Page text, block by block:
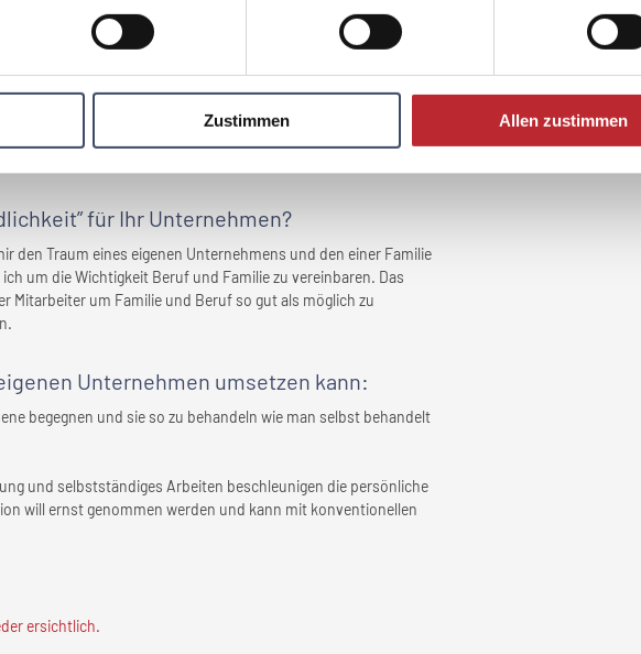
Zustimmen Allen zustimmen
sich im Zuge der „Familienfreundlichkeit”
regelmäßig zuzuhören, umso auf die individuellen
Stressige Tage lassen dafür leider oft wenig Zeit - darum
damit man dieses äußerst wichtige Thema nicht aus den Augen
für Ihr Unternehmen?
den Traum eines eigenen Unternehmens und den einer Familie
um die Wichtigkeit Beruf und Familie zu vereinbaren. Das
Mitarbeiter um Familie und Beruf so gut als möglich zu
Unternehmen umsetzen kann:
begegnen und sie so zu behandeln wie man selbst behandelt
und selbstständiges Arbeiten beschleunigen die persönliche
will ernst genommen werden und kann mit konventionellen
ersichtlich.